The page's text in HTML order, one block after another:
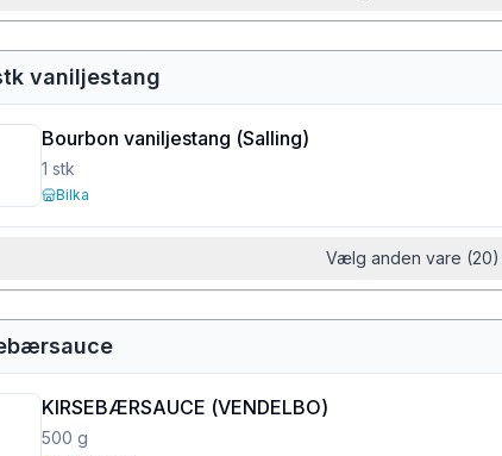
vaniljestang
Bourbon vaniljestang (Salling)
1 stk
Bilka
Vælg anden vare (20)
KIRSEBÆRSAUCE (VENDELBO)
500 g